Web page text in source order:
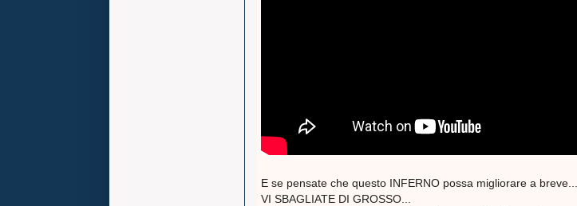
E se pensate che questo INFERNO possa migliorare a breve...
VI SBAGLIATE DI GROSSO...